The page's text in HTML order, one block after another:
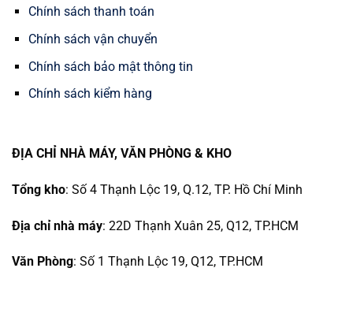
Chính sách thanh toán
Chính sách vận chuyển
Chính sách bảo mật thông tin
Chính sách kiểm hàng
ĐỊA CHỈ NHÀ MÁY, VĂN PHÒNG & KHO
Tổng kho: Số 4 Thạnh Lộc 19, Q.12, TP. Hồ Chí Minh
Địa chỉ nhà máy: 22D Thạnh Xuân 25, Q12, TP.HCM
Văn Phòng: Số 1 Thạnh Lộc 19, Q12, TP.HCM